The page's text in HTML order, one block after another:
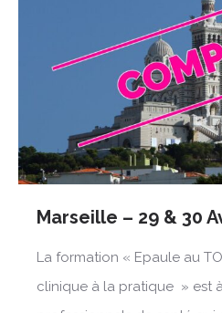
Marseille – 29 & 30
La formation « Epaule au
clinique à la pratique » est